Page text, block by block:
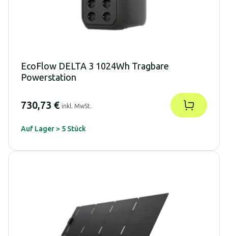
EcoFlow DELTA 3 1024Wh Tragbare
Powerstation
730,73 € inkl. MwSt.
Auf Lager > 5 Stück